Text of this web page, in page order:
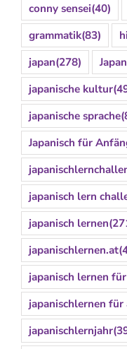
conny sensei(40)
grammatik(83)
japan(278)
japanische kultur
japanische sprache
Japanisch für
japanisch lern
japanisch lernen
japanischlernen.at
japanisch lernen
japanischlernen für
japanischlernjahr